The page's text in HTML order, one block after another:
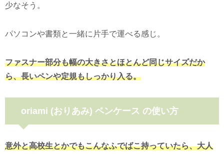
少なそう。
パソコンや書類と一緒に片手で運べる感じ。
ファスナー部分も幅の大きさとほとんど同じサイズだか
ら、長いペンや定規もしっかり入る。
oriami (おりあみ) ペンケース の使い方
意外と高校生とかでもこんなふでばこ持っていたら、大人